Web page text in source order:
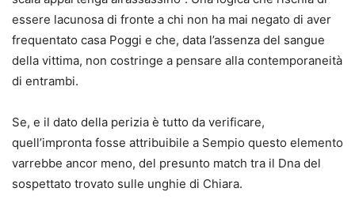
essere lacunosa di fronte a chi non ha mai negato di aver
frequentato casa Poggi e che, data l’assenza del sangue
della vittima, non costringe a pensare alla contemporaneità
di entrambi.
Se, e il dato della perizia è tutto da verificare,
quell’impronta fosse attribuibile a Sempio questo elemento
varrebbe ancor meno, del presunto match tra il Dna del
sospettato trovato sulle unghie di Chiara.